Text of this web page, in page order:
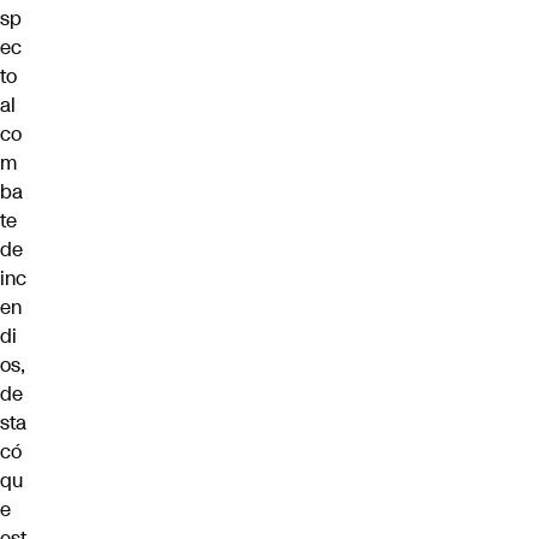
sp
ec
to
al
co
m
ba
te
de
inc
en
di
os,
de
sta
có
qu
e